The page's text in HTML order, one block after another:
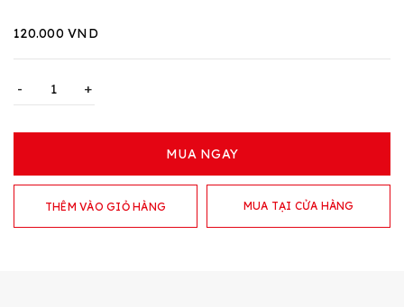
120.000 VND
- +
MUA NGAY
THÊM VÀO GIỎ HÀNG MUA TẠI CỬA HÀNG